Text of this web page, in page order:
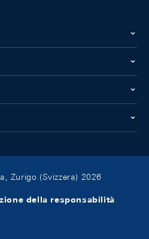
Zurigo (Svizzera) 2026
della responsabilità